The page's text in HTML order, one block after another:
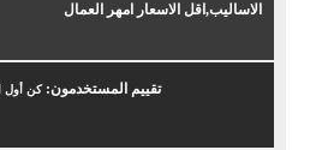
الاساليب,اقل الاسعار امهر العمال
تقييم المستخدمون:كن أول